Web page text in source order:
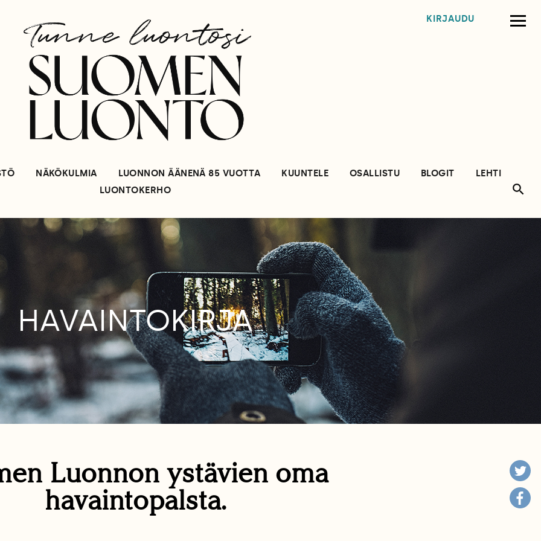
KIRJAUDU
NÄKÖKULMIA LUONNON ÄÄNENÄ 85 VUOTTA KUUNTELE OSALLISTU BLOGIT
LEHTI
LUONTOKERHO
HAVAINTOKIRJA
Luonnon ystävien oma
havaintopalsta.